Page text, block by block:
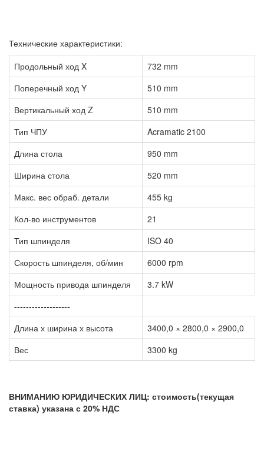
Технические характеристики:
Продольный ход X
732 mm
Поперечный ход Y
510 mm
Вертикальный ход Z
510 mm
Тип ЧПУ
Acramatic 2100
Длина стола
950 mm
Ширина стола
520 mm
Макс. вес обраб. детали
455 kg
Кол-во инструментов
21
Тип шпинделя
ISO 40
Скорость шпинделя, об/мин
6000 rpm
Мощность привода шпинделя
3.7 kW
-------------------
Длина х ширина х высота
3400,0 × 2800,0 × 2900,0
Вес
3300 kg
ВНИМАНИЮ ЮРИДИЧЕСКИХ ЛИЦ: стоимость(текущая
ставка) указана с 20% НДС